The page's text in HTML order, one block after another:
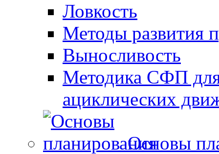
Ловкость
Методы развития
Выносливость
Методика СФП для
ациклических
Основы